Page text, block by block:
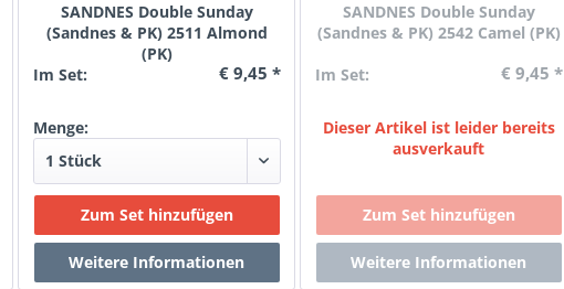
SANDNES Double Sunday
(Sandnes & PK) 2511 Almond
(PK)
Im Set:
€ 9,45 *
Menge:
SANDNES Double Sunday
(Sandnes & PK) 2542 Camel (PK)
Im Set:
€ 9,45 *
Dieser Artikel ist leider bereits
ausverkauft